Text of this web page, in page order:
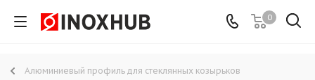
0
Алюминиевый профиль для стеклянных козырьков